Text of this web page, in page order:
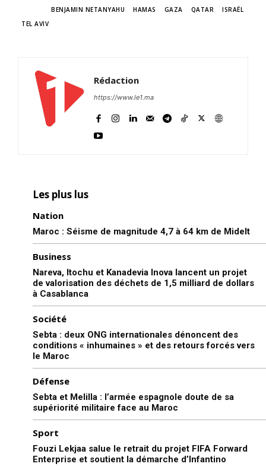
BENJAMIN NETANYAHU HAMAS GAZA QATAR
ISRAËL
TEL AVIV
Rédaction
https://www.le1.ma
Les plus lus
Nation
Maroc : Séisme de magnitude 4,7 à 64 km de Midelt
Business
Nareva, Itochu et Kanadevia Inova lancent un projet
de valorisation des déchets de 1,5 milliard de dollars
à Casablanca
Société
Sebta : deux ONG internationales dénoncent des
conditions « inhumaines » et des retours forcés vers
le Maroc
Défense
Sebta et Melilla : l’armée espagnole doute de sa
supériorité militaire face au Maroc
Sport
Fouzi Lekjaa salue le retrait du projet FIFA Forward
Enterprise et soutient la démarche d’Infantino